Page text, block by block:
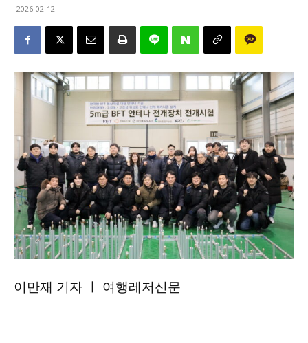
2026-02-12
이만재 기자 ㅣ 여행레저신문